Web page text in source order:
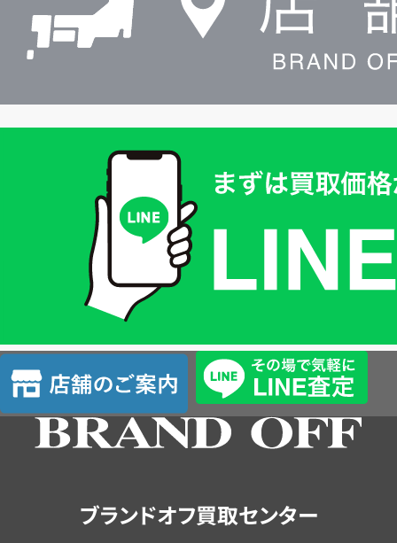
査
定
店
舗
の
ブランドオフ買取センター